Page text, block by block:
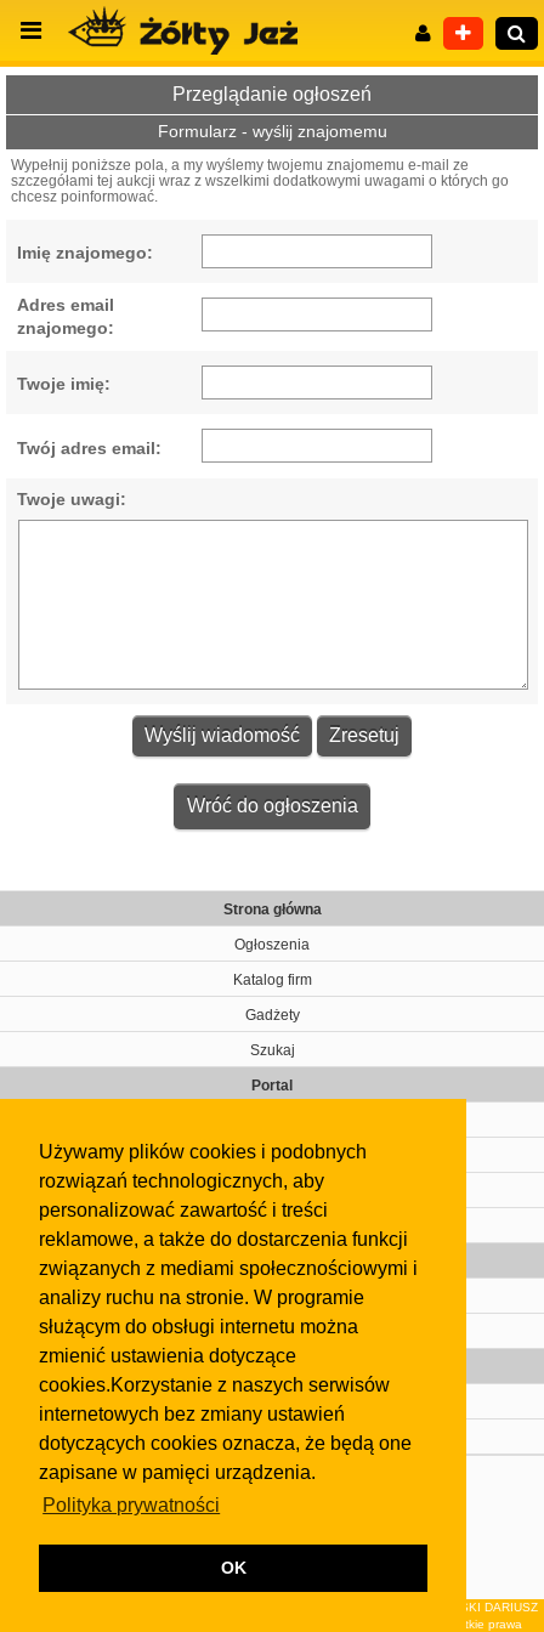
Używamy plików cookies i podobnych
rozwiązań technologicznych, aby
personalizować zawartość i treści
reklamowe, a także do dostarczenia funkcji
związanych z mediami społecznościowymi i
analizy ruchu na stronie. W programie
służącym do obsługi internetu można
zmienić ustawienia dotyczące
cookies.Korzystanie z naszych serwisów
internetowych bez zmiany ustawień
dotyczących cookies oznacza, że będą one
zapisane w pamięci urządzenia.
Polityka prywatności
OK
Wyszukiwanie zaawansowane
Przeglądanie ogłoszeń
Formularz - wyślij znajomemu
Wypełnij poniższe pola, a my wyślemy twojemu znajomemu e-mail ze
szczegółami tej aukcji wraz z wszelkimi dodatkowymi uwagami o których go
chcesz poinformować.
Imię znajomego:
Adres email
znajomego:
Twoje imię:
Twój adres email:
Twoje uwagi:
Wróć do ogłoszenia
Strona główna
Ogłoszenia
Katalog firm
Gadżety
Szukaj
Portal
Kontakt
Regulamin
Gazeta
Olkusz
Kontakt
Strefa dla biznesu
Biura nieruchomości
Dealerzy i autokomisy
Skontaktuj się z nami
regulaminuiPolityki Prywatności.
Klauzula FB
© 2026Wydawnictwo NEON sp. z o.o. (dawniej: FIRMA NEON MAREK KLUCZEWSKI DARIUSZ
KRAWCZYK s.c.) z siedzibą w Olkuszu, ul.Żuradzka 15, 32-300 Olkusz . Wszystkie prawa